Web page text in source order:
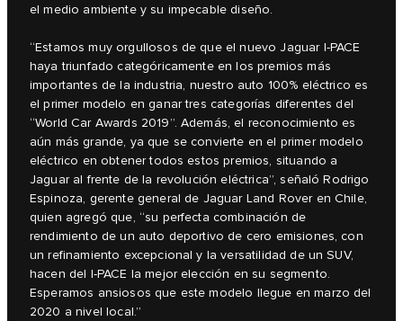
el medio ambiente y su impecable diseño.
“Estamos muy orgullosos de que el nuevo Jaguar I‑PACE
haya triunfado categóricamente en los premios más
importantes de la industria, nuestro auto 100% eléctrico es
el primer modelo en ganar tres categorías diferentes del
“World Car Awards 2019”. Además, el reconocimiento es
aún más grande, ya que se convierte en el primer modelo
eléctrico en obtener todos estos premios, situando a
Jaguar al frente de la revolución eléctrica”, señaló Rodrigo
Espinoza, gerente general de Jaguar Land Rover en Chile,
quien agregó que, “su perfecta combinación de
rendimiento de un auto deportivo de cero emisiones, con
un refinamiento excepcional y la versatilidad de un SUV,
hacen del I‑PACE la mejor elección en su segmento.
Esperamos ansiosos que este modelo llegue en marzo del
2020 a nivel local.”